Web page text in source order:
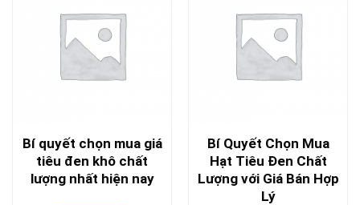
Bí quyết chọn mua giá
tiêu đen khô chất
lượng nhất hiện nay
Bí Quyết Chọn Mua
Hạt Tiêu Đen Chất
Lượng với Giá Bán Hợp
Lý